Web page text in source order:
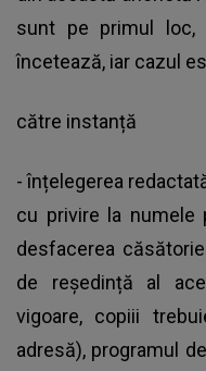
sunt pe primul loc,
încetează, iar cazul
către instanță
- înțelegerea
cu privire la numele
desfacerea
de reședință al
vigoare, copiii
adresă), programul